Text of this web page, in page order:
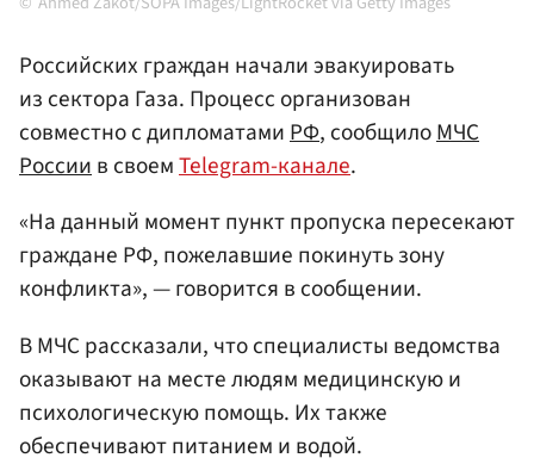
Российских граждан начали эвакуировать
из сектора Газа. Процесс организован
совместно с дипломатамиРФ, сообщилоМЧС
Россиив своемTelegram-канале.
«На данный момент пункт пропуска пересекают
граждане РФ, пожелавшие покинуть зону
конфликта», — говорится в сообщении.
В МЧС рассказали, что специалисты ведомства
оказывают на месте людям медицинскую и
психологическую помощь. Их также
обеспечивают питанием и водой.